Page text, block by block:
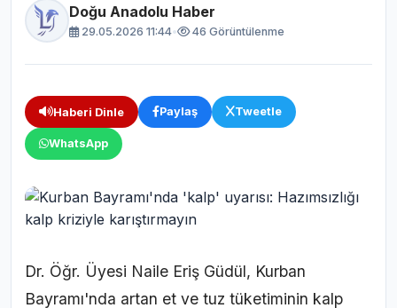
Doğu Anadolu Haber
29.05.2026 11:44• 46 Görüntülenme
Haberi Dinle Paylaş Tweetle
WhatsApp
Dr. Öğr. Üyesi Naile Eriş Güdül, Kurban
Bayramı'nda artan et ve tuz tüketiminin kalp